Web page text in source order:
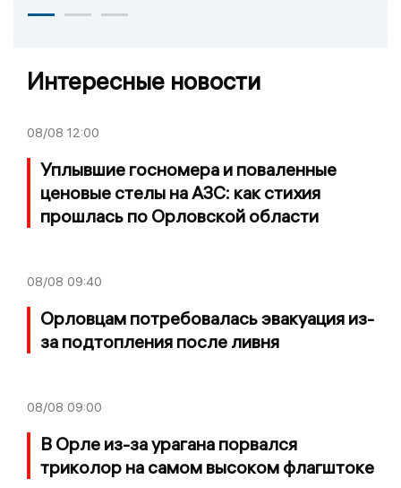
Интересные новости
08/08 12:00
Уплывшие госномера и поваленные
ценовые стелы на АЗС: как стихия
прошлась по Орловской области
08/08 09:40
Орловцам потребовалась эвакуация из-
за подтопления после ливня
08/08 09:00
В Орле из-за урагана порвался
триколор на самом высоком флагштоке